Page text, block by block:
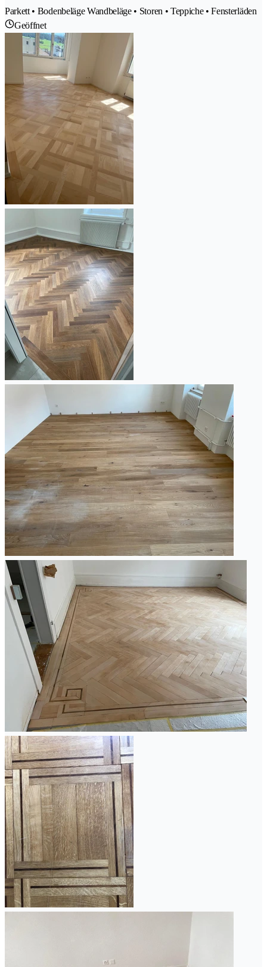
Parkett • Bodenbeläge Wandbeläge • Storen • Teppiche • Fensterläden
Geöffnet